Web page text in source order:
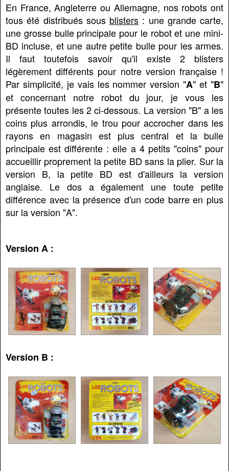
En France, Angleterre ou Allemagne, nos robots ont
tous été distribués sous blisters : une grande carte,
une grosse bulle principale pour le robot et une mini-
BD incluse, et une autre petite bulle pour les armes.
Il faut toutefois savoir qu'il existe 2 blisters
légèrement différents pour notre version française !
Par simplicité, je vais les nommer version "A" et "B"
et concernant notre robot du jour, je vous les
présente toutes les 2 ci-dessous. La version "B" a les
coins plus arrondis, le trou pour accrocher dans les
rayons en magasin est plus central et la bulle
principale est différente : elle a 4 petits "coins" pour
accueillir proprement la petite BD sans la plier. Sur la
version B, la petite BD est d'ailleurs la version
anglaise. Le dos a également une toute petite
différence avec la présence d'un code barre en plus
sur la version "A".
Version A :
Version B :